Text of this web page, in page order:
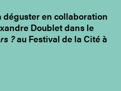
déguster en collaboration
Doublet dans le
?au Festival de la Cité à